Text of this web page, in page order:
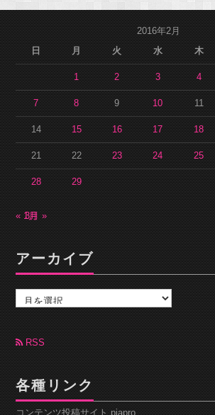
2016年2月
日
月 火 水 木
1 2 3 4
7 8 9 10 11
14 15 16 17 18
21 22 23 24 25
28 29
« 1月3月 »
アーカイブ
カ
ブRSS
各種リンク